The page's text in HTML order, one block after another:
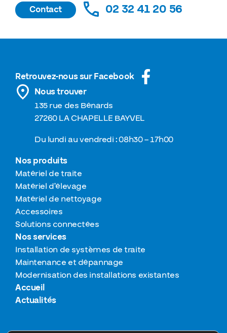
Contact 02 32 41 20 56
Nos produits
Matériel de traite
Matériel d’élevage
Matériel de nettoyage
Accessoires
Solutions connectées
Nos services
Installation de systèmes de traite
Maintenance et dépannage
Modernisation des installations existantes
Accueil
Actualités
Retrouvez-nous sur Facebook
Nous trouver
135 rue des Bénards
27260 LA CHAPELLE BAYVEL
Du lundi au vendredi : 08h30 – 17h00